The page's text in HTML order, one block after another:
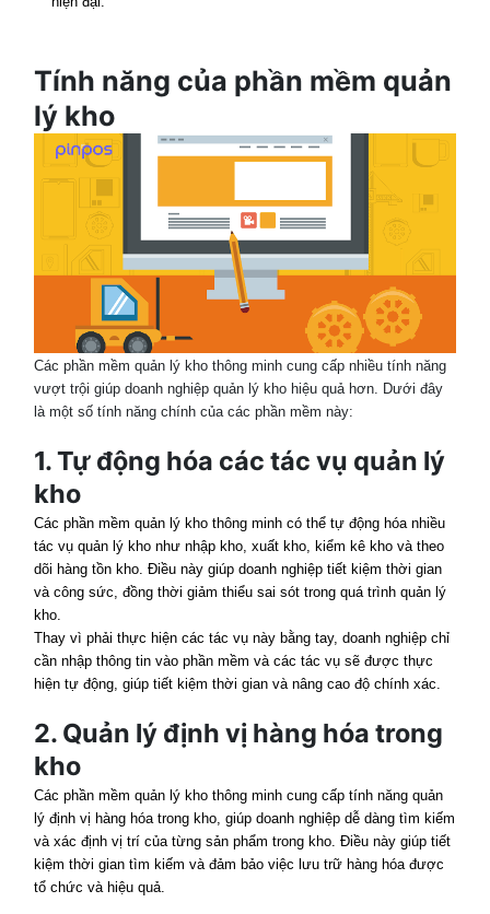
Tính năng của phần mềm quản
lý kho
Các phần mềm quản lý kho thông minh cung cấp nhiều tính năng
vượt trội giúp doanh nghiệp quản lý kho hiệu quả hơn. Dưới đây
là một số tính năng chính của các phần mềm này:
1. Tự động hóa các tác vụ quản lý
kho
Các phần mềm quản lý kho thông minh có thể tự động hóa nhiều
tác vụ quản lý kho như nhập kho, xuất kho, kiểm kê kho và theo
dõi hàng tồn kho. Điều này giúp doanh nghiệp tiết kiệm thời gian
và công sức, đồng thời giảm thiểu sai sót trong quá trình quản lý
kho.
Thay vì phải thực hiện các tác vụ này bằng tay, doanh nghiệp chỉ
cần nhập thông tin vào phần mềm và các tác vụ sẽ được thực
hiện tự động, giúp tiết kiệm thời gian và nâng cao độ chính xác.
2. Quản lý định vị hàng hóa trong
kho
Các phần mềm quản lý kho thông minh cung cấp tính năng quản
lý định vị hàng hóa trong kho, giúp doanh nghiệp dễ dàng tìm kiếm
và xác định vị trí của từng sản phẩm trong kho. Điều này giúp tiết
kiệm thời gian tìm kiếm và đảm bảo việc lưu trữ hàng hóa được
tổ chức và hiệu quả.